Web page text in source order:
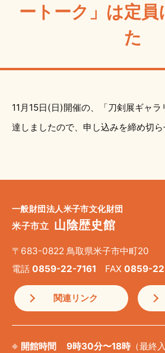
ートーク」は定員
た
11月15日(日)開催の、「刀剣展ギャ
達しましたので、申し込みを締め切ら
一般財団法人米子市文化財団
米子市立 山陰歴史館
〒683-0822 鳥取県米子市中町20
電話 0859-22-7161 FAX 0859-
関連リンク
開館時間 9時30分〜18時（最終